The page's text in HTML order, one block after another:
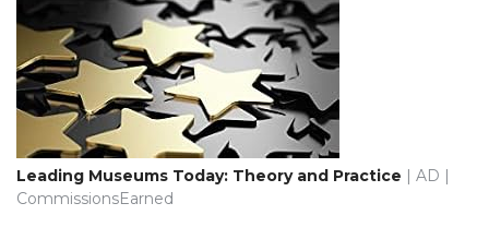
Leading Museums Today: Theory and Practice | AD |
CommissionsEarned